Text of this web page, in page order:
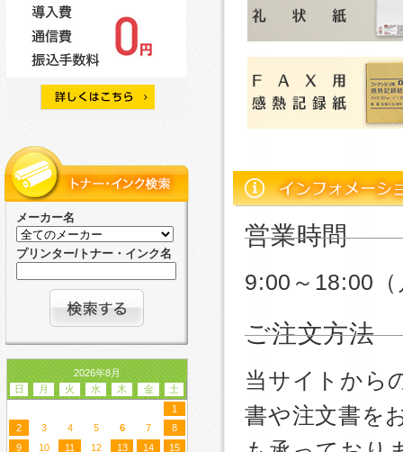
メーカー名
プリンター/トナー・インク名
2026年8月
日
月 火 水 木 金
土
1
2
3 4 5 6 7
8
9
10 11 12 13 14
15
営業時間
9:00～18:00
ご注文方法
当サイトから
書や注文書を